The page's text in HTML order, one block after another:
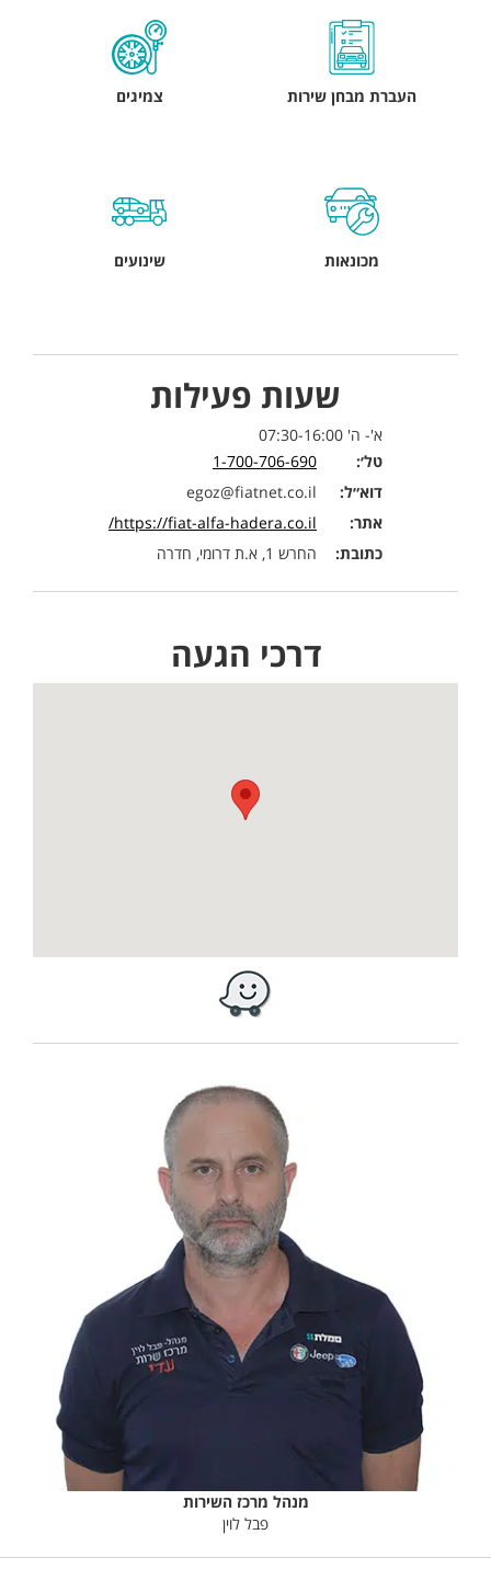
העברת מבחן שירות צמיגים
מכונאות שינועים
שעות פעילות
א'- ה' 07:30-16:00
טל׳:
1-700-706-690
דוא״ל:
egoz@fiatnet.co.il
אתר:
https://fiat-alfa-hadera.co.il/
כתובת:
החרש 1, א.ת דרומי, חדרה
דרכי הגעה
מנהל מרכז השירות
פבל לוין